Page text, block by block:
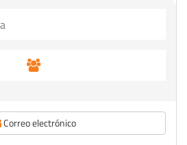
Correo electrónico